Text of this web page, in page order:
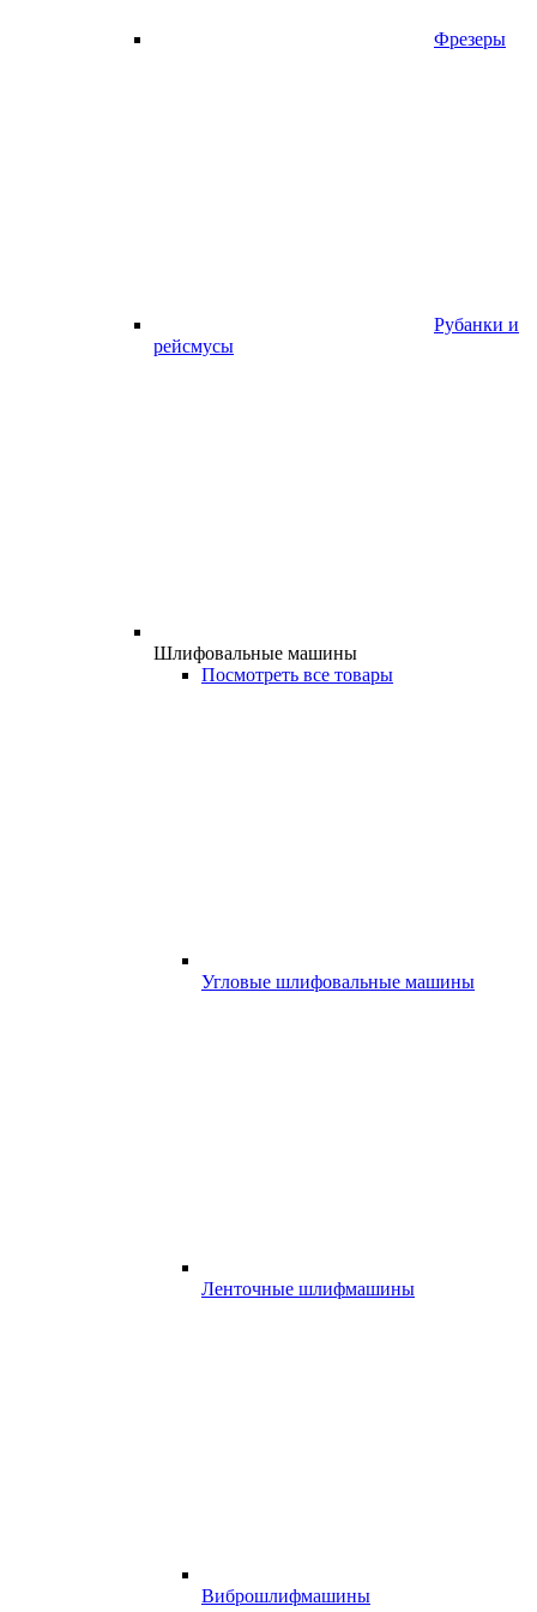
Фрезеры
Рубанки и
рейсмусы
Шлифовальные машины
Посмотреть все товары
Угловые шлифовальные машины
Ленточные шлифмашины
Виброшлифмашины